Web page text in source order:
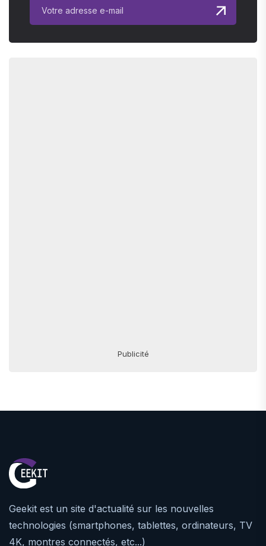
Publicité
Geekit est un site d'actualité sur les nouvelles
technologies (smartphones, tablettes, ordinateurs, TV
4K, montres connectés, etc...)